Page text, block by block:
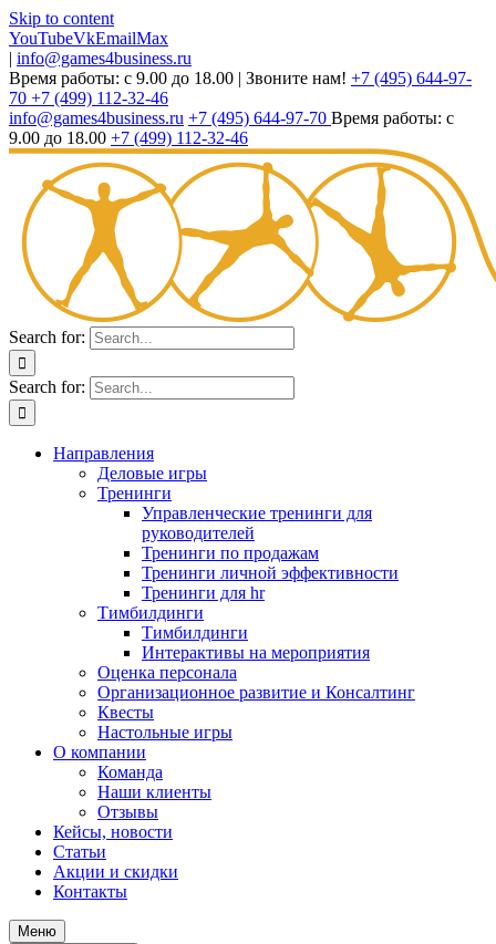
Skip to content
YouTubeVkEmailMax
| info@games4business.ru
Время работы: с 9.00 до 18.00 | Звоните нам! +7 (495) 644-97-
70 +7 (499) 112-32-46
info@games4business.ru +7 (495) 644-97-70 Время работы: с
9.00 до 18.00 +7 (499) 112-32-46
Search for:
Search for:
Направления
Деловые игры
Тренинги
Управленческие тренинги для
руководителей
Тренинги по продажам
Тренинги личной эффективности
Тренинги для hr
Тимбилдинги
Тимбилдинги
Интерактивы на мероприятия
Оценка персонала
Организационное развитие и Консалтинг
Квесты
Настольные игры
О компании
Команда
Наши клиенты
Отзывы
Кейсы, новости
Статьи
Акции и скидки
Контакты
Меню